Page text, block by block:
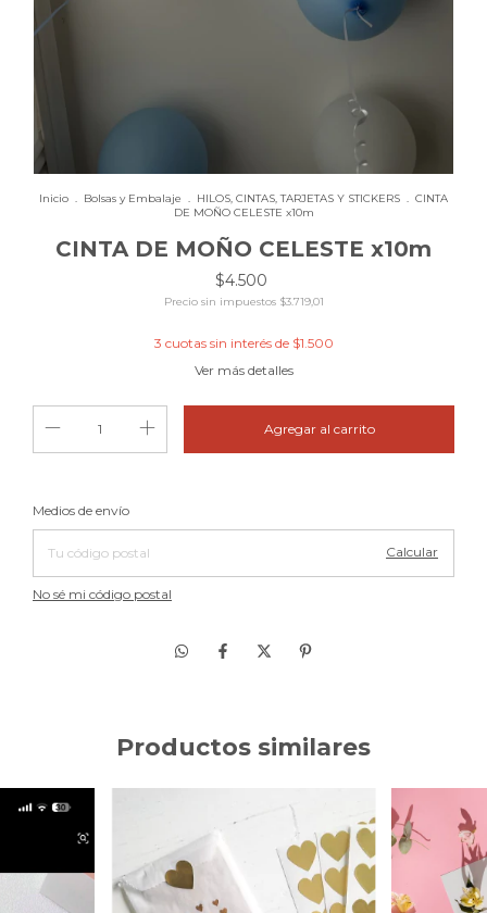
Inicio . Bolsas y Embalaje . HILOS, CINTAS, TARJETAS Y STICKERS . CINTA
DE MOÑO CELESTE x10m
CINTA DE MOÑO CELESTE x10m
$4.500
Precio sin impuestos $3.719,01
3 cuotas sin interés de $1.500
Ver más detalles
Entregas para el CP:
Medios de envío
Calcular
No sé mi código postal
Productos similares